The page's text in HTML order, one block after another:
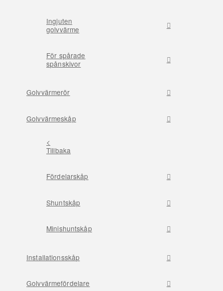
Ingjuten
golvvärme
För spårade
spånskivor
Golvvärmerör
Golvvärmeskåp
<
Tillbaka
Fördelarskåp
Shuntskåp
Minishuntskåp
Installationsskåp
Golvvärmefördelare